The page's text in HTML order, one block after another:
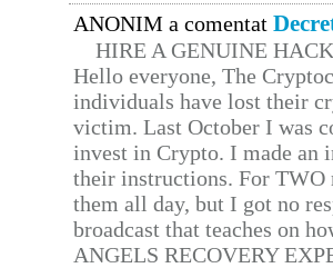
ANONIM a comentat
HIRE A GENUINE
Hello everyone, The
individuals have lost their
victim. Last October I was
invest in Crypto. I made
their instructions. For TWO
them all day, but I got no
broadcast that teaches on
ANGELS RECOVERY